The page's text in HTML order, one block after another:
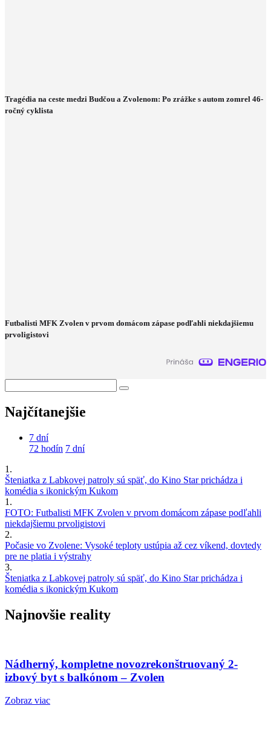
Tragédia na ceste medzi Budčou a Zvolenom: Po zrážke s autom zomrel 46-
ročný cyklista
Futbalisti MFK Zvolen v prvom domácom zápase podľahli niekdajšiemu
prvoligistovi
Najčítanejšie
7 dní
72 hodín 7 dní
1.
Šteniatka z Labkovej patroly sú späť, do Kino Star prichádza i
komédia s ikonickým Kukom
1.
FOTO: Futbalisti MFK Zvolen v prvom domácom zápase podľahli
niekdajšiemu prvoligistovi
2.
Počasie vo Zvolene: Vysoké teploty ustúpia až cez víkend, dovtedy
pre ne platia i výstrahy
3.
Šteniatka z Labkovej patroly sú späť, do Kino Star prichádza i
komédia s ikonickým Kukom
Najnovšie reality
Nádherný, kompletne novozrekonštruovaný 2-
izbový byt s balkónom – Zvolen
Zobraz viac